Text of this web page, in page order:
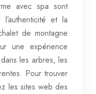
avec spa sont
et la
de montagne
une expérience
les arbres, les
Pour trouver
les sites web des